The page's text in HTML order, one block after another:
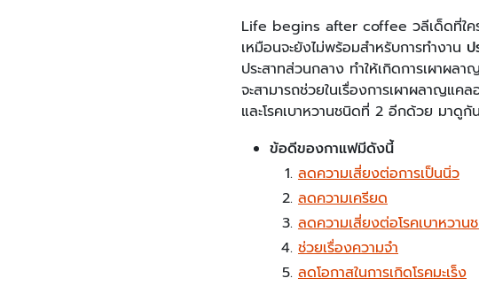
Life begins after coffee วลีเด็ดที่ใค
เหมือนจะยังไม่พร้อมสำหรับการทำงาน ป
ประสาทส่วนกลาง ทำให้เกิดการเผาผ
จะสามารถช่วยในเรื่องการเผาผลาญแ
และโรคเบาหวานชนิดที่ 2 อีกด้วย มาดูกั
ข้อดีของกาแฟมีดังนี้
ลดความเสี่ยงต่อการเป็นนิ่ว
ลดความเครียด
ลดความเสี่ยงต่อโรคเบาหวา
ช่วยเรื่องความจำ
ลดโอกาสในการเกิดโรคมะเร็ง